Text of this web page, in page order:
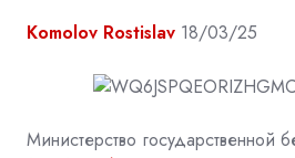
Komolov Rostislav 18/03/25
Министерство государственной